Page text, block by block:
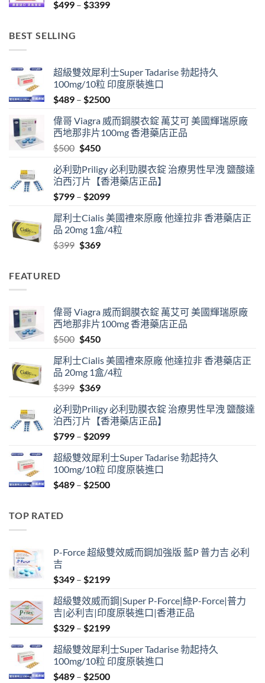
$499 – $3399Price
BEST SELLING
超級雙效犀利士Super Tadarise 勃起持久
100mg/10粒 印度原裝進口
$489 – $2500Price
$489
through
偉哥 Viagra 威而鋼膜衣錠 萬艾可 美國輝瑞原廠
西地那非片100mg 香港藥店正品
$500 Original
was:
$500.
$450Current
is:
$450.
必利勁Priligy 必利勁膜衣錠 治療男性早洩 鹽酸達
泊西汀片【香港藥店正品】
$799 – $2099Price
$799
through
犀利士Cialis 美國禮來原廠 他達拉非 香港藥店正
品 20mg 1盒/4粒
$399 Original
$369Current
FEATURED
偉哥 Viagra 威而鋼膜衣錠 萬艾可 美國輝瑞原廠
西地那非片100mg 香港藥店正品
$500 Original
was:
$500.
$450Current
is:
$450.
犀利士Cialis 美國禮來原廠 他達拉非 香港藥店正
品 20mg 1盒/4粒
$399 Original
was:
$399.
$369Current
is:
$369.
必利勁Priligy 必利勁膜衣錠 治療男性早洩 鹽酸達
泊西汀片【香港藥店正品】
$799 – $2099Price
$799
through
$2099
超級雙效犀利士Super Tadarise 勃起持久
100mg/10粒 印度原裝進口
$489 – $2500Price
TOP RATED
P-Force 超級雙效威而鋼加強版 藍P 普力吉 必利
吉
$349 – $2199Price
$349
through
$2199
超級雙效威而鋼|Super P-Force|綠P-Force|普力
吉|必利吉|印度原裝進口|香港正品
$329 – $2199Price
$329
through
$2199
超級雙效犀利士Super Tadarise 勃起持久
100mg/10粒 印度原裝進口
$489 – $2500Price